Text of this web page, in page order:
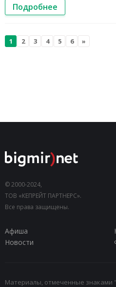
Подробнее
1 2 3 4 5 6 »
© 2000-2024,
ТОВ «КЕПРЕЙТ ПАРТНЕРС».
Все права защищены.
Афиша
Новости
Материалы, отмеченные знаками